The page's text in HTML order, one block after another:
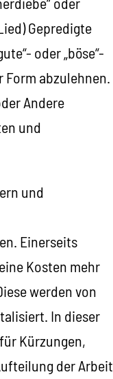
Gepredigte
oder „böse“-
Form abzulehnen.
Andere
und
und
Einerseits
Kosten mehr
werden von
In dieser
Kürzungen,
der Arbeit